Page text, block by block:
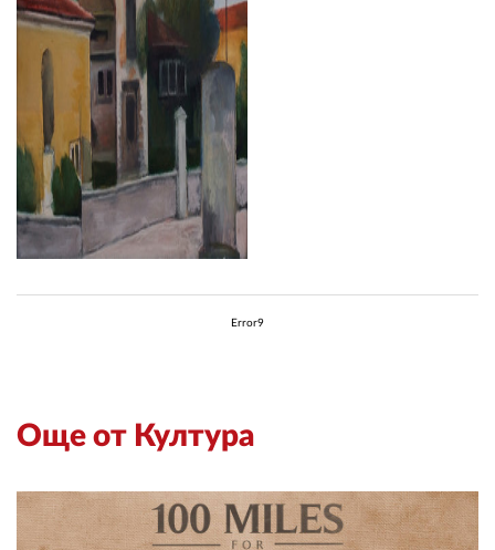
Error9
Още от Култура